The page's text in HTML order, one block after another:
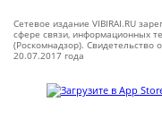
Сетевое издание VIBIRAI.RU
сфере связи, информационных
(Роскомнадзор).
20.07.2017 года